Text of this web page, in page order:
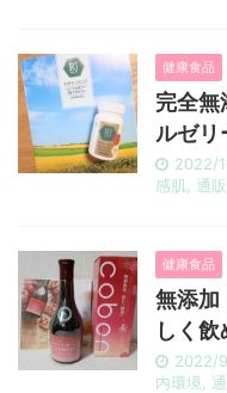
健康食品
完全
ルゼリ
2022/
感肌 通販
健康食品
無添
しく
2022/
内環境